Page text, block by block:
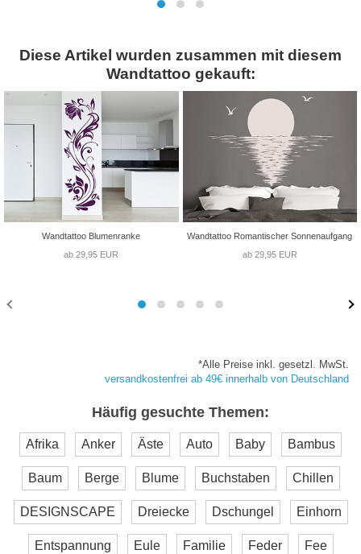
Diese Artikel wurden zusammen mit diesem
Wandtattoo gekauft:
Wandtattoo Blumenranke
ab 29,95 EUR
Wandtattoo Romantischer Sonnenaufgang
ab 29,95 EUR
*Alle Preise inkl. gesetzl. MwSt.
versandkostenfrei ab 49€ innerhalb von Deutschland
Häufig gesuchte Themen:
Afrika Anker Äste Auto Baby Bambus
Baum Berge Blume Buchstaben Chillen
DESIGNSCAPE Dreiecke Dschungel Einhorn
Entspannung Eule Familie Feder Fee